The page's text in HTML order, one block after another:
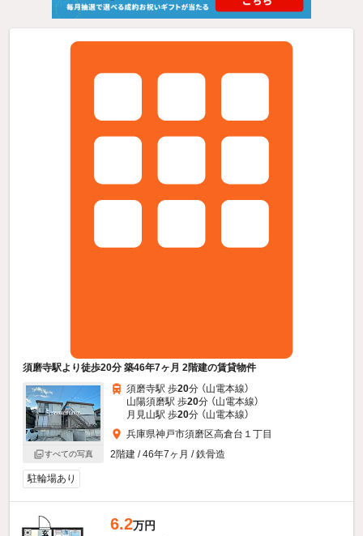
須磨寺駅より徒歩20分 築46年7ヶ月 2階建の賃貸物件
すべての写真
須磨寺駅 歩20分 （山電本線）
山陽須磨駅 歩20分 （山電本線）
月見山駅 歩20分 （山電本線）
兵庫県神戸市須磨区高倉台１丁目
2階建 / 46年7ヶ月 / 鉄骨造
駐輪場あり
6.2万円